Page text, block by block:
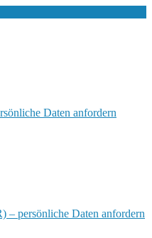
Daten anfordern
– persönliche Daten anfordern